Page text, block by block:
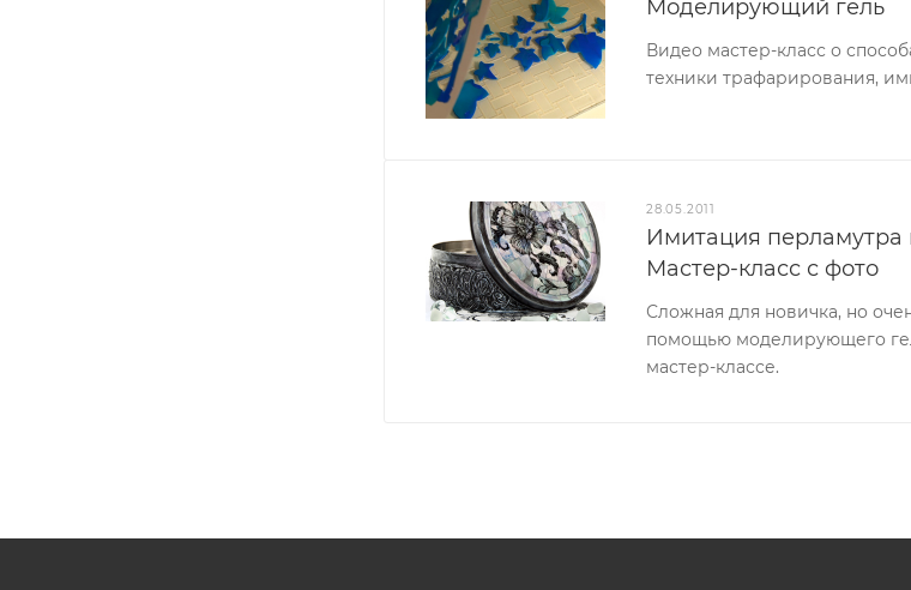
Моделирующий гель
Видео мастер-класс о
техники трафарирования,
28.05.2011
Имитация
Мастер-класс с фото
Сложная для новичка, но
помощью моделирующего
мастер-классе.